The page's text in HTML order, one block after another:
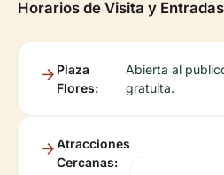
Horarios de Visita y
Plaza
Flores:
Abierta al
gratuita.
Atracciones
Cercanas: